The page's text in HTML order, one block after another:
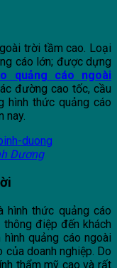
trời tầm cao. Loại
cáo lớn; được dựng
quảng cáo ngoài
đường cao tốc, cầu
hình thức quảng cáo
nay.
Dương
hình thức quảng cáo
điệp đến khách
hình quảng cáo ngoài
doanh nghiệp. Do
thẩm mỹ cao và rất